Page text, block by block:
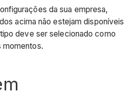
da sua empresa,
acima não estejam disponíveis
deve ser selecionado como